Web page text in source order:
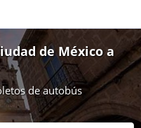
de México a
de autobús